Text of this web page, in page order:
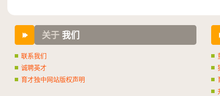
关于 我们
联系我们
诚聘英才
育才独中网站版权声明